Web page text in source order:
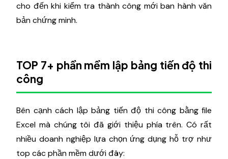
cho đến khi kiểm tra thành công mới ban hành văn
bản chứng minh.
TOP 7+ phần mềm lập bảng tiến độ thi
công
Bên cạnh cách lập bảng tiến độ thi công bằng file
Excel mà chúng tôi đã giới thiệu phía trên. Có rất
nhiều doanh nghiệp lựa chọn ứng dụng hỗ trợ như
top các phần mềm dưới đây: